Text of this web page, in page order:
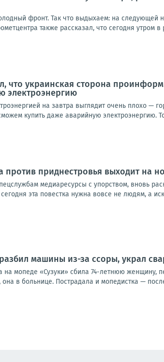
фронт. Так что выдыхаем: на следующей
также рассказал, что сегодня утром
что украинская сторона
электроэнергию
на завтра выглядит очень плохо —
купить даже аварийную электроэнергию.
приднестровья выходит на
медиаресурсы с упорством, вновь
эта повестка нужна вовсе не людям, а
машины из-за ссоры, украл
на мопеде «Сузуки» сбила 74-летнюю женщину,
в больнице. Пострадала и мопедистка —